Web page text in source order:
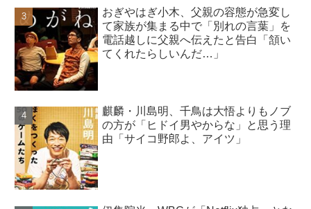
おぎやはぎ小木、父親の容態が急変し
て家族が集まる中で「別れの言葉」を
電話越しに父親へ伝えたと告白「頷い
てくれたらしいんだ…」
麒麟・川島明、千鳥は大悟よりもノブ
の方が「ヒドイ男やからな」と思う理
由「サイコ野郎よ、アイツ」